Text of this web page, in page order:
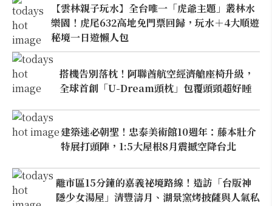
【雲林親子玩水】全台唯一「虎爺主題」叢林水
樂園！虎尾632高地免門票回歸，玩水＋4大順遊
秘境一日遊懶人包
搭機告別落枕！阿聯酋航空經濟艙座椅升級，
全球首創「U-Dream頭枕」包覆頭頸超好睡
建築迷必朝聖！忠泰美術館10週年：藤本壯介
特展打頭陣，1:5大屋根8月震撼空降台北
離市區15分鐘的嘉義祕境路線！造訪「台版神
隱少女湯屋」清豐濤月、湖景窯烤披薩與人氣私